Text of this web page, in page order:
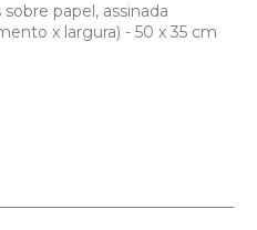
papel, assinada
x largura) - 50 x 35 cm